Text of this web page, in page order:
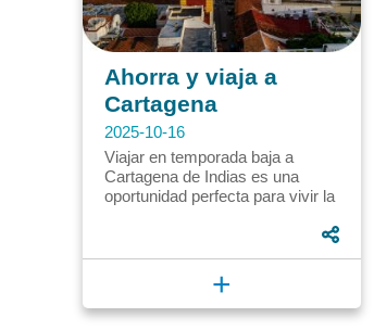
Ahorra y viaja a
Cartagena
2025-10-16
Viajar en temporada baja a
Cartagena de Indias es una
oportunidad perfecta para vivir la
gastos y más tranquilidad. Las...
+